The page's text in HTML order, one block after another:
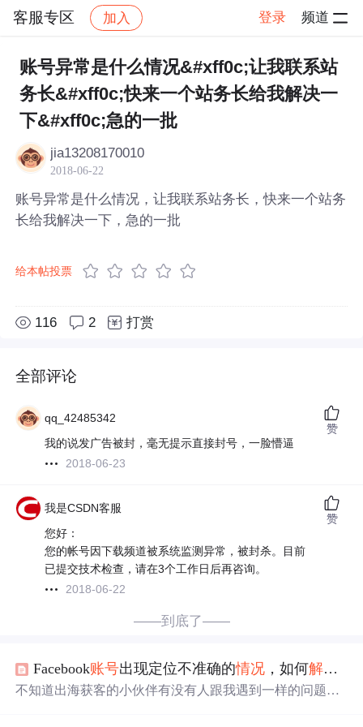
客服专区 加入 登录 频道
社区 客服专区 帖子详情
账号异常是什么情况&#xff0c;让我联系站
务长&#xff0c;快来一个站务长给我解决一
下&#xff0c;急的一批
jia13208170010
2018-06-22
账号异常是什么情况，让我联系站务长，快来一个站务
长给我解决一下，急的一批
给本帖投票
116 2 打赏
全部评论
qq_42485342
我的说发广告被封，毫无提示直接封号，一脸懵逼
2018-06-23
赞
我是CSDN客服
您好：
您的帐号因下载频道被系统监测异常，被封杀。目前
已提交技术检查，请在3个工作日后再咨询。
2018-06-22
赞
——到底了——
Facebook账号出现定位不准确的情况 ，如何解决
不知道出海获客的小伙伴有没有人跟我遇到一样的问题：F